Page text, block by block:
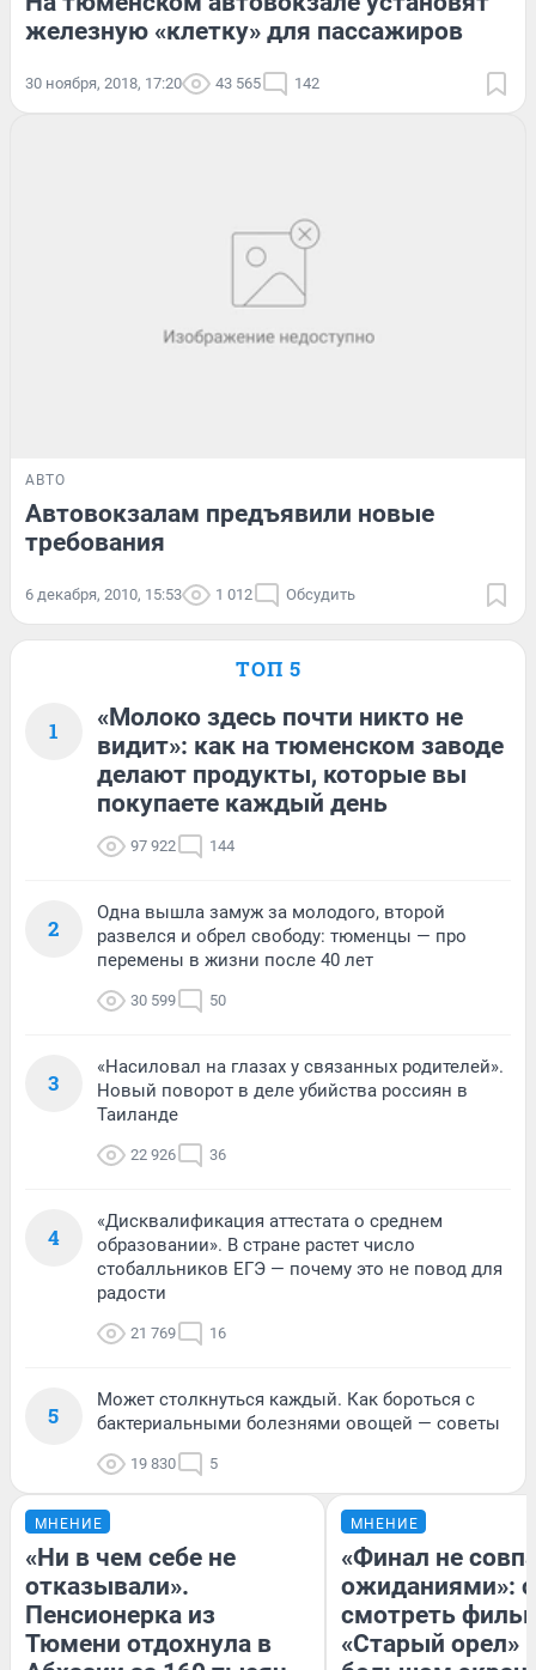
железную «клетку» для пассажиров
30 ноября, 2018, 17:20 43 565 142
АВТО
Автовокзалам предъявили новые
требования
6 декабря, 2010, 15:53 1 012 Обсудить
ТОП 5
1
«Молоко здесь почти никто не
видит»: как на тюменском заводе
делают продукты, которые вы
покупаете каждый день
97 922 144
2
Одна вышла замуж за молодого, второй
развелся и обрел свободу: тюменцы — про
перемены в жизни после 40 лет
30 599 50
3
«Насиловал на глазах у связанных родителей».
Новый поворот в деле убийства россиян в
Таиланде
22 926 36
4
«Дисквалификация аттестата о среднем
образовании». В стране растет число
стобалльников ЕГЭ — почему это не повод для
радости
21 769 16
5
Может столкнуться каждый. Как бороться с
бактериальными болезнями овощей — советы
19 830 5
МНЕНИЕ
«Ни в чем себе не
отказывали».
Пенсионерка из
Тюмени отдохнула в
МНЕНИЕ
«Финал не
ожиданиями»:
смотреть
«Старый орел»